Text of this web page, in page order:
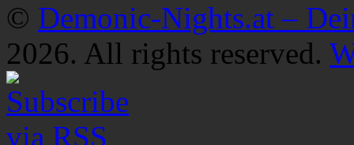
© Demonic-Nights.at –
2026. All rights reserved.